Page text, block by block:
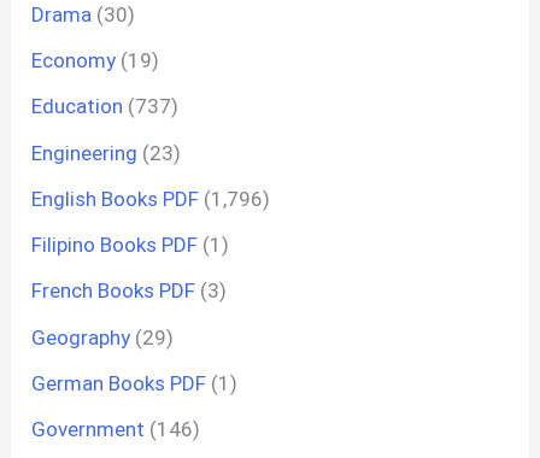
Drama (30)
Economy (19)
Education (737)
Engineering (23)
English Books PDF (1,796)
Filipino Books PDF (1)
French Books PDF (3)
Geography (29)
German Books PDF (1)
Government (146)